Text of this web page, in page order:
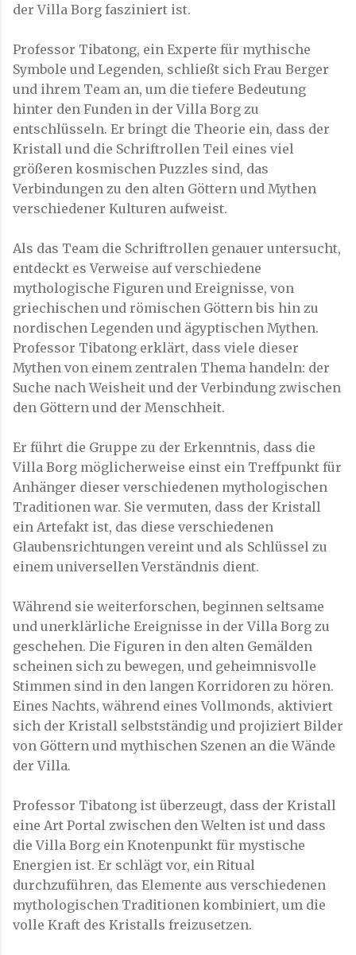
der Villa Borg fasziniert ist.
Professor Tibatong, ein Experte für mythische
Symbole und Legenden, schließt sich Frau Berger
und ihrem Team an, um die tiefere Bedeutung
hinter den Funden in der Villa Borg zu
entschlüsseln. Er bringt die Theorie ein, dass der
Kristall und die Schriftrollen Teil eines viel
größeren kosmischen Puzzles sind, das
Verbindungen zu den alten Göttern und Mythen
verschiedener Kulturen aufweist.
Als das Team die Schriftrollen genauer untersucht,
entdeckt es Verweise auf verschiedene
mythologische Figuren und Ereignisse, von
griechischen und römischen Göttern bis hin zu
nordischen Legenden und ägyptischen Mythen.
Professor Tibatong erklärt, dass viele dieser
Mythen von einem zentralen Thema handeln: der
Suche nach Weisheit und der Verbindung zwischen
den Göttern und der Menschheit.
Er führt die Gruppe zu der Erkenntnis, dass die
Villa Borg möglicherweise einst ein Treffpunkt für
Anhänger dieser verschiedenen mythologischen
Traditionen war. Sie vermuten, dass der Kristall
ein Artefakt ist, das diese verschiedenen
Glaubensrichtungen vereint und als Schlüssel zu
einem universellen Verständnis dient.
Während sie weiterforschen, beginnen seltsame
und unerklärliche Ereignisse in der Villa Borg zu
geschehen. Die Figuren in den alten Gemälden
scheinen sich zu bewegen, und geheimnisvolle
Stimmen sind in den langen Korridoren zu hören.
Eines Nachts, während eines Vollmonds, aktiviert
sich der Kristall selbstständig und projiziert Bilder
von Göttern und mythischen Szenen an die Wände
der Villa.
Professor Tibatong ist überzeugt, dass der Kristall
eine Art Portal zwischen den Welten ist und dass
die Villa Borg ein Knotenpunkt für mystische
Energien ist. Er schlägt vor, ein Ritual
durchzuführen, das Elemente aus verschiedenen
mythologischen Traditionen kombiniert, um die
volle Kraft des Kristalls freizusetzen.